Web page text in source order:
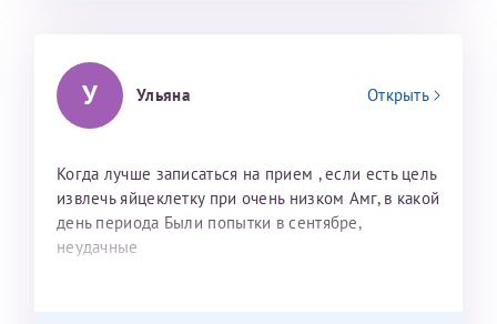
У Ульяна Открыть
Когда лучше записаться на прием , если есть цель
извлечь яйцеклетку при очень низком Амг, в какой
день периода Были попытки в сентябре,
неудачные